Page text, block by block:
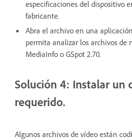
especificaciones del dispositivo
fabricante.
Abra el archivo en una
permita analizar los archivos de
MediaInfo o GSpot 2.70.
Solución 4: Instalar un
requerido.
Algunos archivos de vídeo están